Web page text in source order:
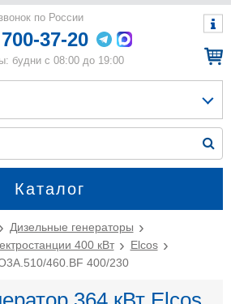
по России
37-20
будни с 08:00 до 19:00
Каталог
Дизельные генераторы
400 кВт
Elcos
460.BF 400/230